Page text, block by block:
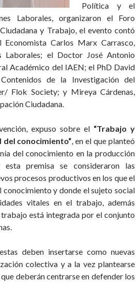
Política y el
Laborales, organizaron el Foro
y Trabajo, el evento contó
Carlos Marx Carrasco,
Laborales; el Doctor José Antonio
Académico del IAEN; el PhD David
de la Investigación del
Flok Society; y Mireya Cárdenas,
Ciudadana.
expuso sobre el “Trabajo y
conocimiento”, en el que planteó
del conocimiento en la producción
esta premisa se consideraron las
procesos productivos en los que el
y donde el sujeto social
vitales en el trabajo, además
está integrada por el conjunto
deben insertarse como nuevas
colectiva y a la vez plantearse
deberán centrarse en defender los